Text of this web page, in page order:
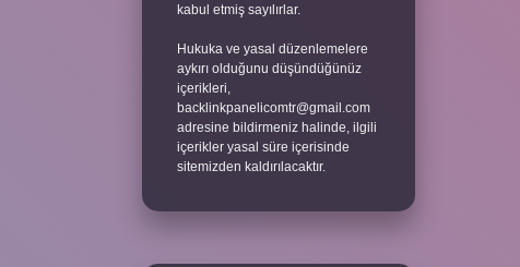
kabul etmiş sayılırlar.
Hukuka ve yasal düzenlemelere
aykırı olduğunu düşündüğünüz
içerikleri,
backlinkpanelicomtr@gmail.com
adresine bildirmeniz halinde, ilgili
içerikler yasal süre içerisinde
sitemizden kaldırılacaktır.